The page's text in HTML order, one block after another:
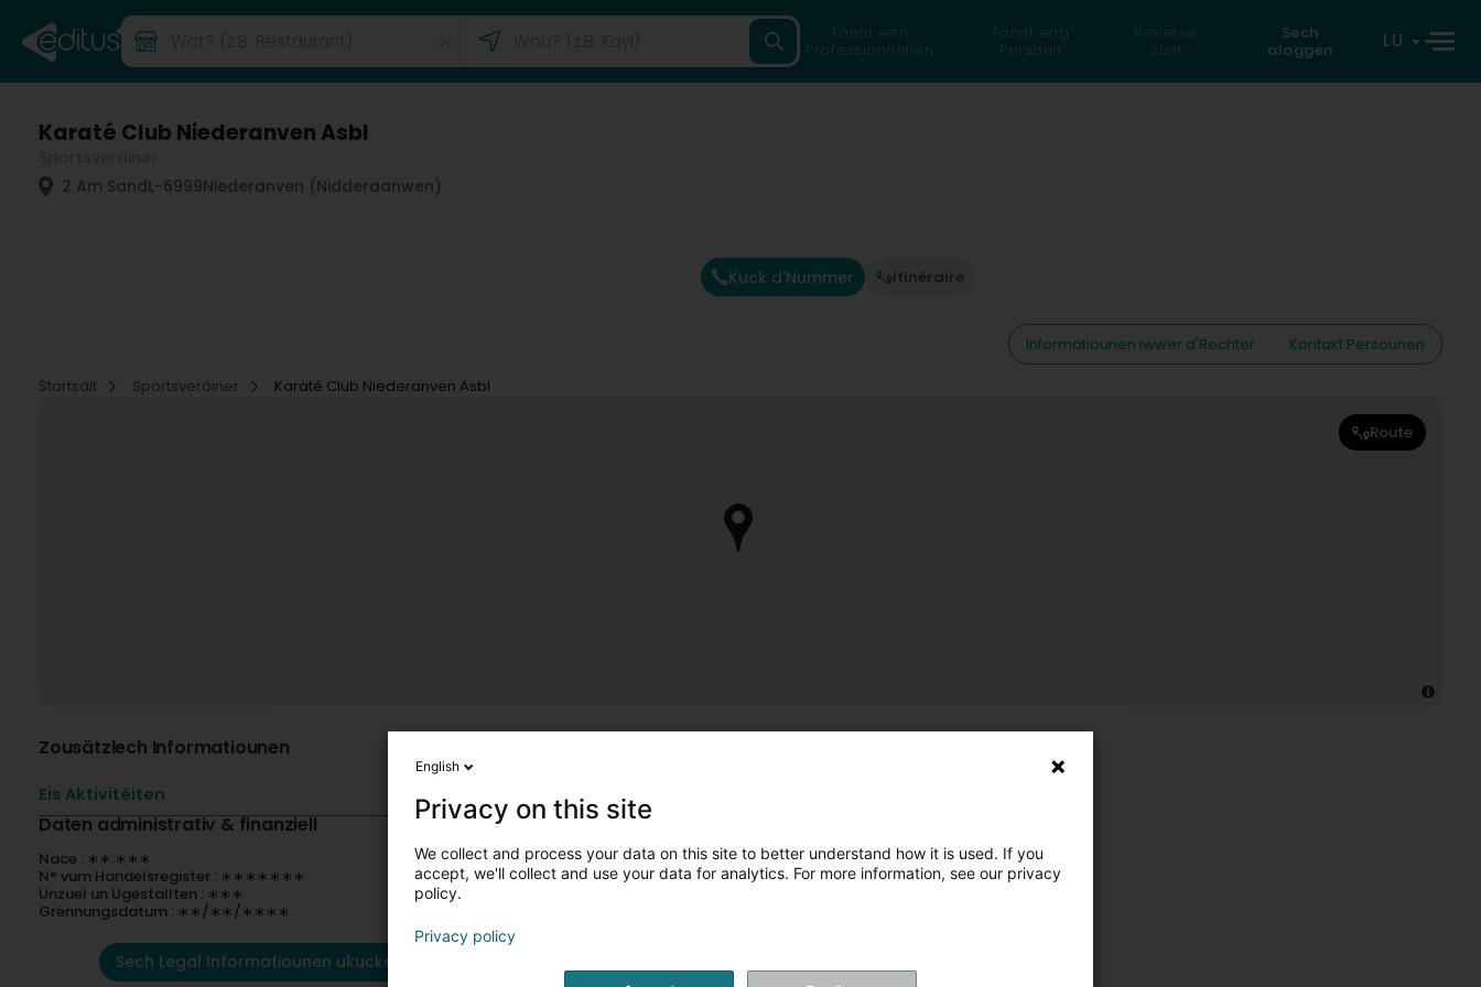
Fannt een
Professionnellen
Fannt eng
Persoun
Reverse
Sich
Sech
aloggen
LU
Karaté Club Niederanven Asbl
2 Am SandL-6999Niederanven (Nidderaanwen)
Kuck d'Nummer Itinéraire
Informatiounen iwwer d'Rechter
Kontakt Persounen
Startsäit
Sportsveräiner Karaté Club Niederanven Asbl
Route
Zousätzlech Informatiounen
Eis Aktivitéiten
Daten administrativ & finanziell
Nace : ∗∗.∗∗∗
N° vum Handelsregister : ∗∗∗∗∗∗∗
Unzuel un Ugestallten : ∗∗∗
Grënnungsdatum : ∗∗/∗∗/∗∗∗∗
Sech Legal Informatiounen ukucken
English
Privacy on this site
We collect and process your data on this site to better understand how it is used. If you
accept, we'll collect and use your data for analytics. For more information, see our privacy
policy.
Privacy policy